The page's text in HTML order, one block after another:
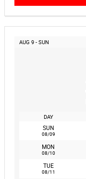
AUG 9 - SUN
DAY
SUN
08/09
MON
08/10
TUE
08/11